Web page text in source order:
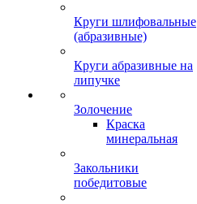
Круги шлифовальные
(абразивные)
Круги абразивные на
липучке
Золочение
Краска
минеральная
Закольники
победитовые